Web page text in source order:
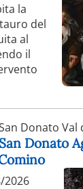
la
del
al
il
Donato Val
Donato
2026